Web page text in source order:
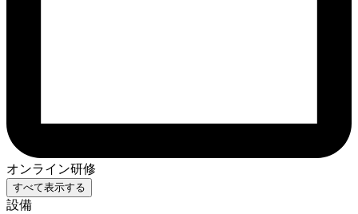
オンライン研修
すべて表示する
設備